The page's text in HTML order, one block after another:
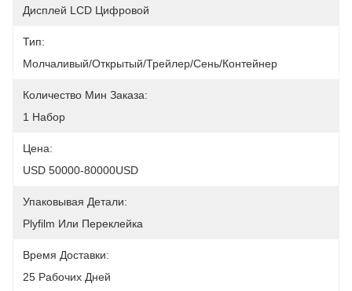
Дисплей LCD Цифровой
Тип:
Молчаливый/открытый/трейлер/сень/контейнер
Количество Мин Заказа:
1 Набор
Цена:
USD 50000-80000USD
Упаковывая Детали:
Plyfilm Или Переклейка
Время Доставки:
25 Рабочих Дней